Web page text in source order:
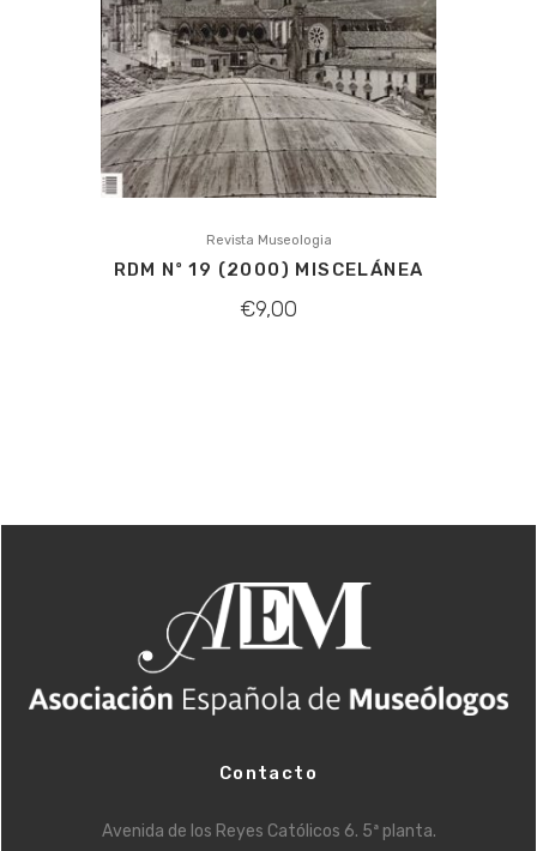
Revista Museologia
RDM Nº 19 (2000) MISCELÁNEA
€9,00
Contacto
Avenida de los Reyes Católicos 6. 5ª planta.